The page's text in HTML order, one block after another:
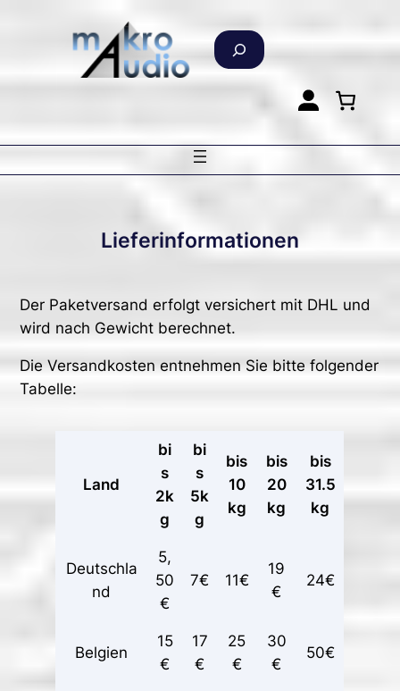
S
u
n
Lieferinformationen
Der Paketversand erfolgt versichert mit DHL und
wird nach Gewicht berechnet.
Die Versandkosten entnehmen Sie bitte folgender
Tabelle:
Land
bi
s
2k
g
bi
s
5k
g
bis
10
kg
bis
20
kg
bis
31.5
kg
Deutschla
nd
5,
50
€
7€ 11€
19
€
24€
Belgien
15
€
17
€
25
€
30
€
50€